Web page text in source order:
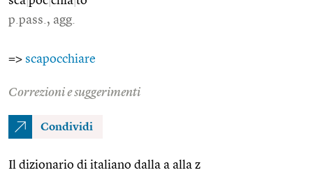
p.pass., agg.
=> scapocchiare
Correzioni e suggerimenti
Condividi
Il dizionario di italiano dalla a alla z